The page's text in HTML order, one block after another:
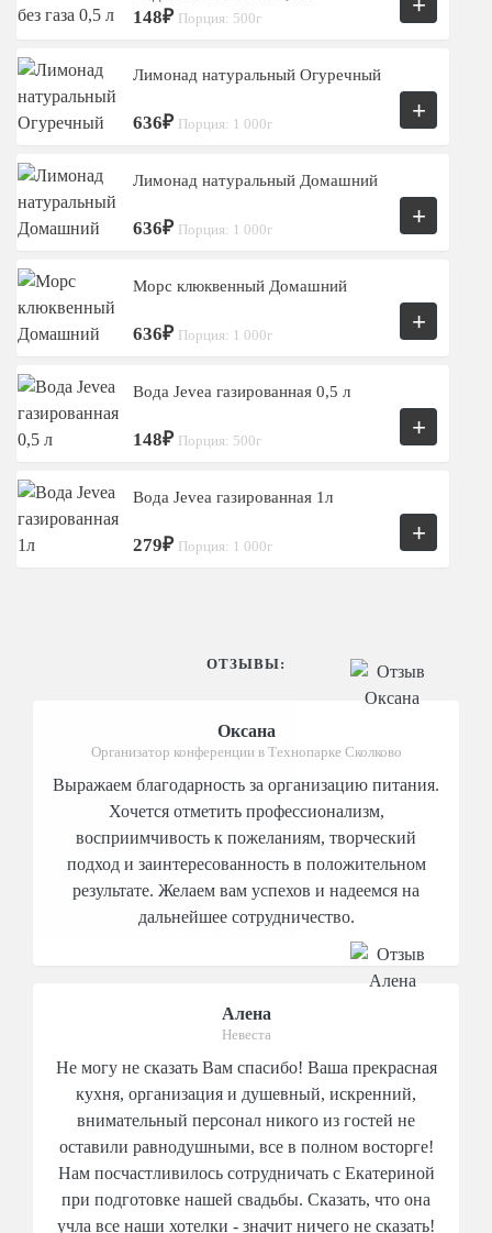
148₽ Порция: 500г +
Лимонад натуральный Огуречный
636₽ Порция: 1 000г +
Лимонад натуральный Домашний
636₽ Порция: 1 000г +
Морс клюквенный Домашний
636₽ Порция: 1 000г +
Вода Jevea газированная 0,5 л
148₽ Порция: 500г +
Вода Jevea газированная 1л
279₽ Порция: 1 000г +
ОТЗЫВЫ:
Оксана
Организатор конференции в Технопарке Сколково
Выражаем благодарность за организацию питания.
Хочется отметить профессионализм,
восприимчивость к пожеланиям, творческий
подход и заинтересованность в положительном
результате. Желаем вам успехов и надеемся на
дальнейшее сотрудничество.
Алена
Невеста
Не могу не сказать Вам спасибо! Ваша прекрасная
кухня, организация и душевный, искренний,
внимательный персонал никого из гостей не
оставили равнодушными, все в полном восторге!
Нам посчастливилось сотрудничать с Екатериной
при подготовке нашей свадьбы. Сказать, что она
учла все наши хотелки - значит ничего не сказать!